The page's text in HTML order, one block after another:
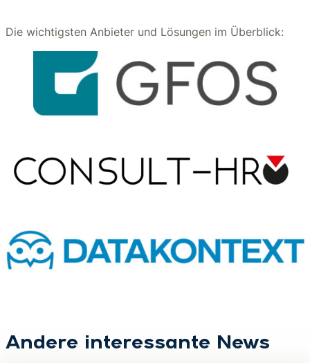
Die wichtigsten Anbieter und Lösungen im Überblick:
Andere interessante News